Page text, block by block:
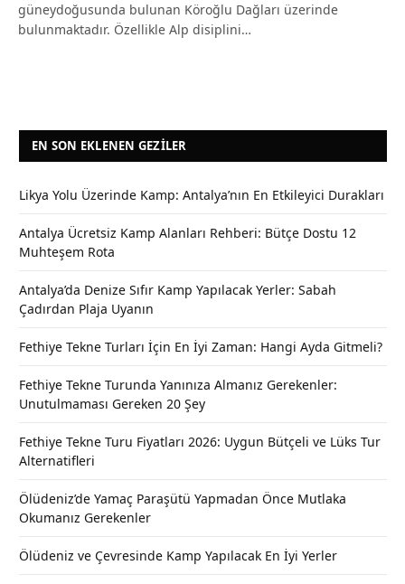
güneydoğusunda bulunan Köroğlu Dağları üzerinde
bulunmaktadır. Özellikle Alp disiplini…
EN SON EKLENEN GEZILER
Likya Yolu Üzerinde Kamp: Antalya’nın En Etkileyici Durakları
Antalya Ücretsiz Kamp Alanları Rehberi: Bütçe Dostu 12
Muhteşem Rota
Antalya’da Denize Sıfır Kamp Yapılacak Yerler: Sabah
Çadırdan Plaja Uyanın
Fethiye Tekne Turları İçin En İyi Zaman: Hangi Ayda Gitmeli?
Fethiye Tekne Turunda Yanınıza Almanız Gerekenler:
Unutulmaması Gereken 20 Şey
Fethiye Tekne Turu Fiyatları 2026: Uygun Bütçeli ve Lüks Tur
Alternatifleri
Ölüdeniz’de Yamaç Paraşütü Yapmadan Önce Mutlaka
Okumanız Gerekenler
Ölüdeniz ve Çevresinde Kamp Yapılacak En İyi Yerler